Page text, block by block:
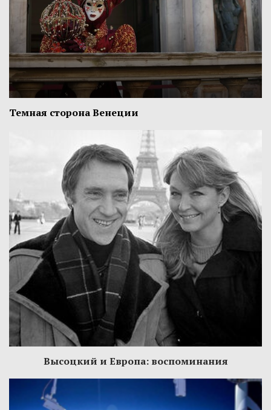
Темная сторона Венеции
Высоцкий и Европа: воспоминания